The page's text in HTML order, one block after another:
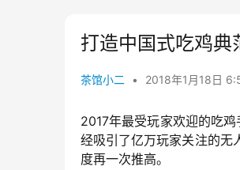
打造中国式吃鸡典
茶馆小二 • 2018年1月18日
2017年最受玩家欢迎的吃
经吸引了亿万玩家关注的无
度再一次推高。